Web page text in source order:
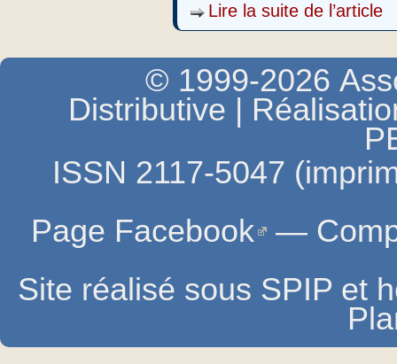
Lire la suite de l’article
© 1999-2026
Distributive |
ISSN 2117-5047
Page Facebook —
Site réalisé sous SPIP et